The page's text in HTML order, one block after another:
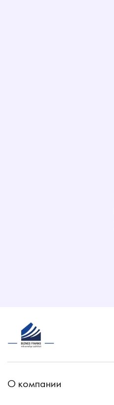
О компании